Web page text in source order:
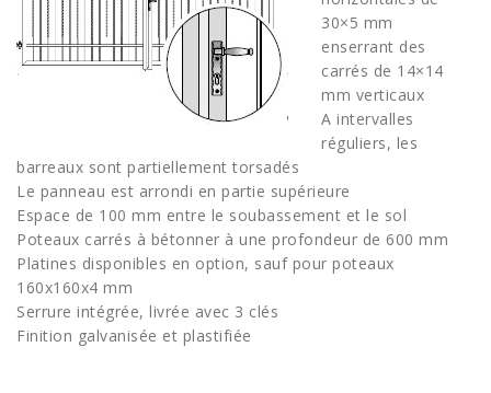
30×5 mm
enserrant des
carrés de 14×14
mm verticaux
A intervalles
réguliers, les
barreaux sont partiellement torsadés
Le panneau est arrondi en partie supérieure
Espace de 100 mm entre le soubassement et le sol
Poteaux carrés à bétonner à une profondeur de 600 mm
Platines disponibles en option, sauf pour poteaux
160x160x4 mm
Serrure intégrée, livrée avec 3 clés
Finition galvanisée et plastifiée